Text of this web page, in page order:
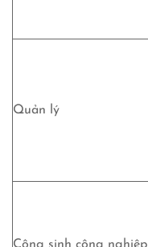
Quản lý
Cộng sinh công nghiệp